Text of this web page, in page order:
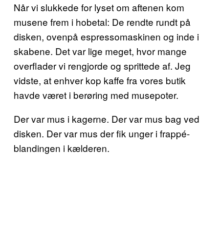
Når vi slukkede for lyset om aftenen kom
musene frem i hobetal: De rendte rundt på
disken, ovenpå espressomaskinen og inde i
skabene. Det var lige meget, hvor mange
overflader vi rengjorde og sprittede af. Jeg
vidste, at enhver kop kaffe fra vores butik
havde været i berøring med musepoter.
Der var mus i kagerne. Der var mus bag ved
disken. Der var mus der fik unger i frappé-
blandingen i kælderen.